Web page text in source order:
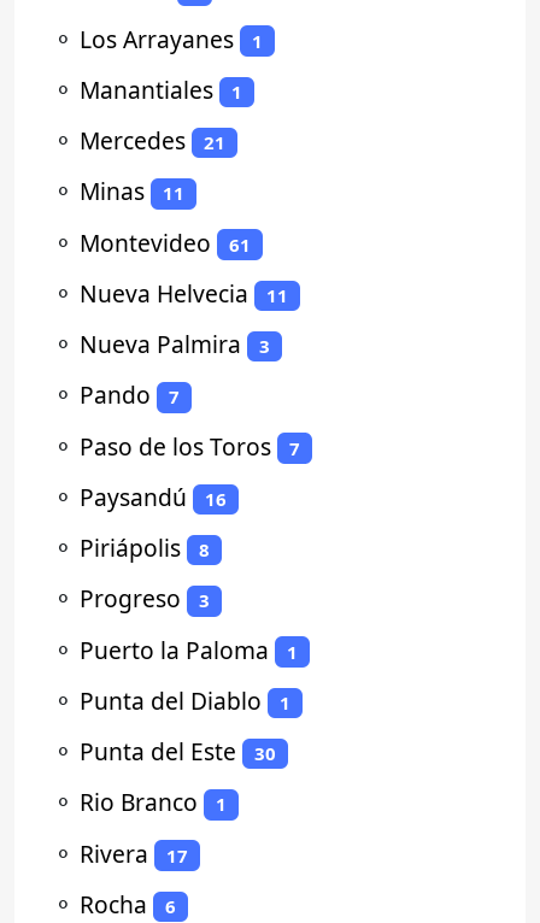
⚬ Los Arrayanes 1
⚬ Manantiales 1
⚬ Mercedes 21
⚬ Minas 11
⚬ Montevideo 61
⚬ Nueva Helvecia 11
⚬ Nueva Palmira 3
⚬ Pando 7
⚬ Paso de los Toros 7
⚬ Paysandú 16
⚬ Piriápolis 8
⚬ Progreso 3
⚬ Puerto la Paloma 1
⚬ Punta del Diablo 1
⚬ Punta del Este 30
⚬ Rio Branco 1
⚬ Rivera 17
⚬ Rocha 6